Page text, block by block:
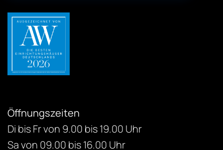
Öffnungszeiten
Di bis Fr von 9.00 bis 19.00 Uhr
Sa von 09.00 bis 16.00 Uhr